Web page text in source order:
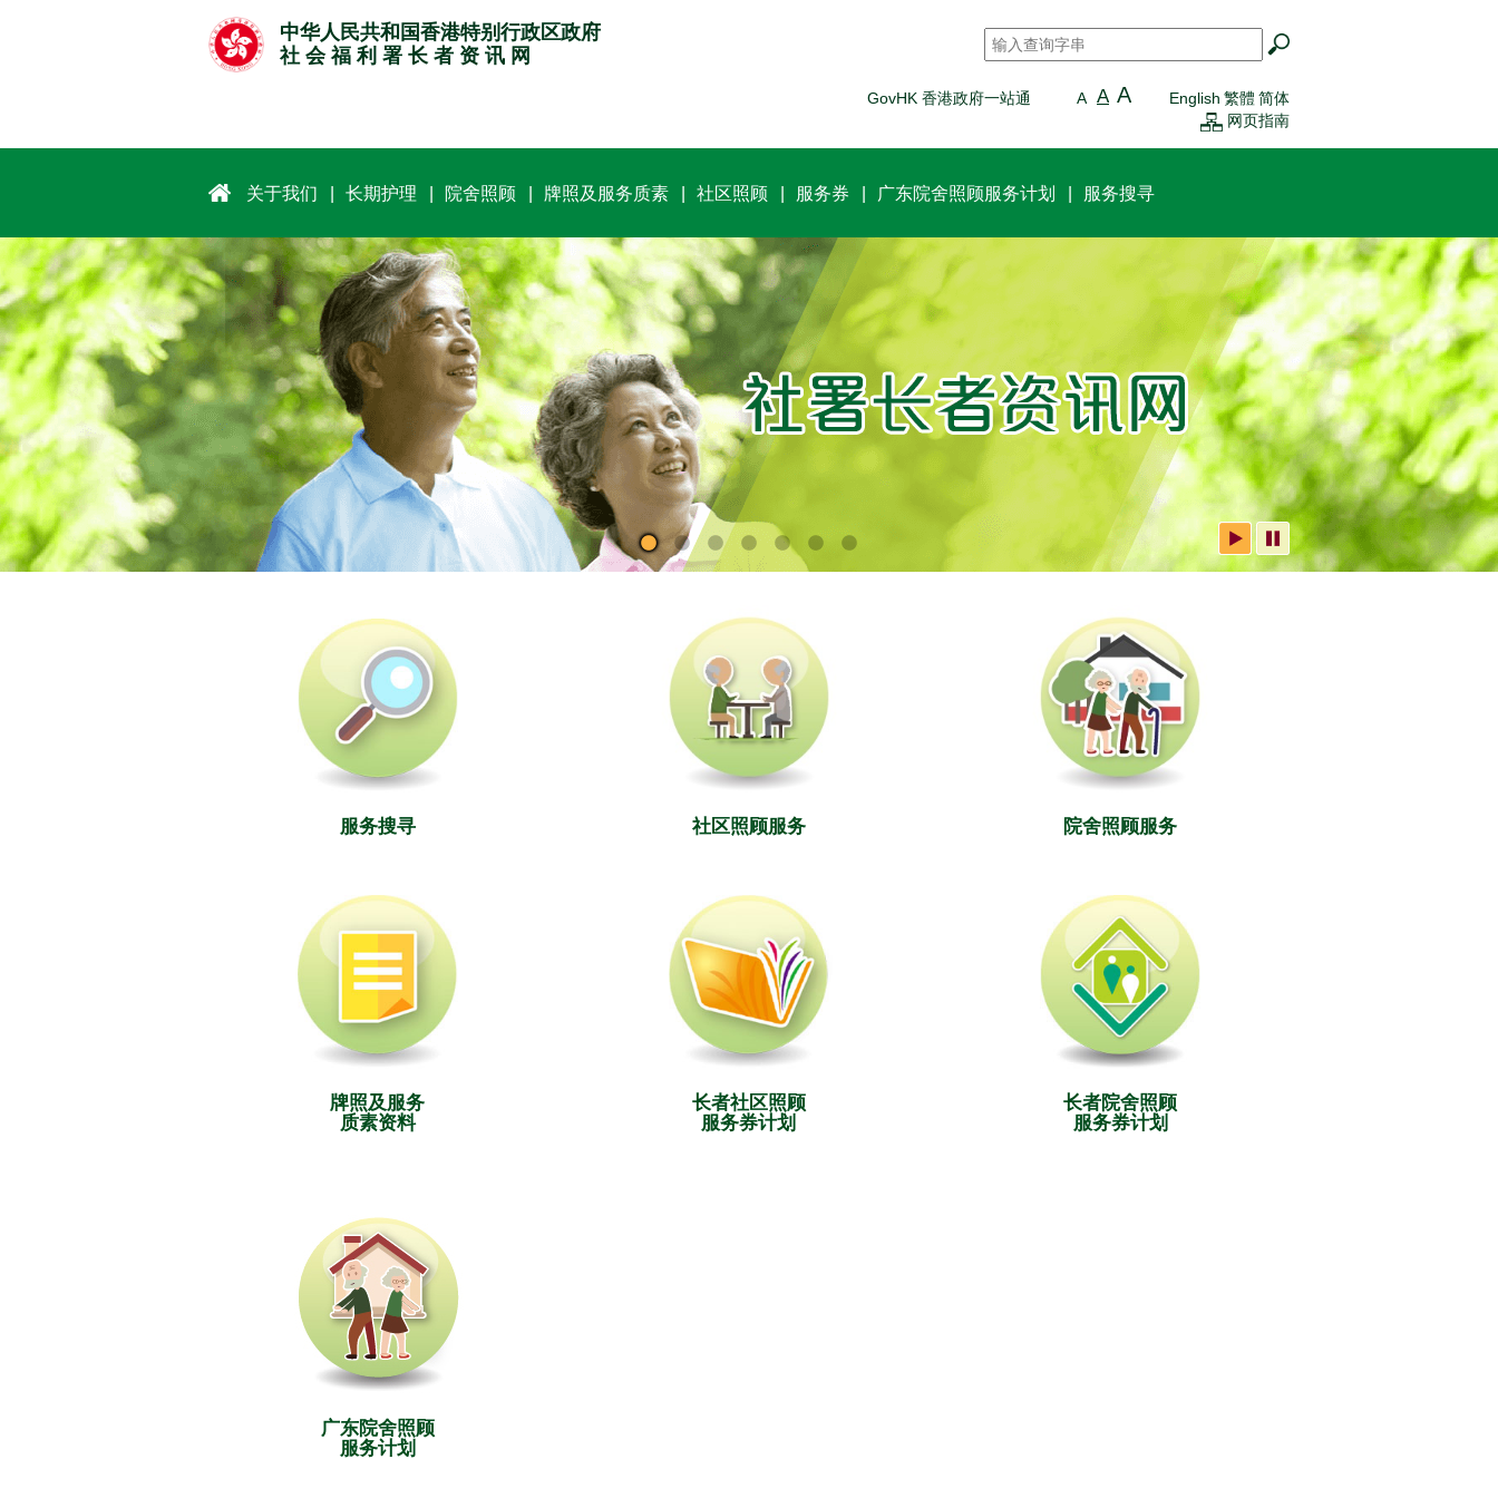
中华人民共和国香港特别行政区政府
社 会 福 利 署 长 者 资 讯 网
搜寻 *
GovHK 香港政府一站通 A A A English 繁體 简体
网页指南
关于我们 长期护理 院舍照顾 牌照及服务质素 社区照顾 服务券 广东院舍照顾服务计划 服务搜寻
服务搜寻 社区照顾服务 院舍照顾服务
牌照及服务
质素资料
长者社区照顾
服务券计划
长者院舍照顾
服务券计划
广东院舍照顾
服务计划